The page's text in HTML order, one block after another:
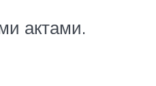
актами.